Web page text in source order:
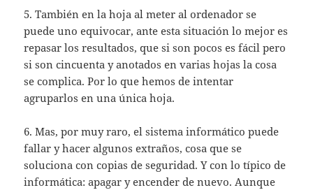
5. También en la hoja al meter al ordenador se
puede uno equivocar, ante esta situación lo mejor es
repasar los resultados, que si son pocos es fácil pero
si son cincuenta y anotados en varias hojas la cosa
se complica. Por lo que hemos de intentar
agruparlos en una única hoja.
6. Mas, por muy raro, el sistema informático puede
fallar y hacer algunos extraños, cosa que se
soluciona con copias de seguridad. Y con lo típico de
informática: apagar y encender de nuevo. Aunque